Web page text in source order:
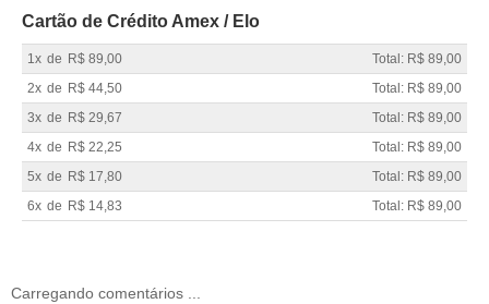
Cartão de Crédito Amex / Elo
1x de R$ 89,00
Total: R$ 89,00
2x de R$ 44,50
Total: R$ 89,00
3x de R$ 29,67
Total: R$ 89,00
4x de R$ 22,25
Total: R$ 89,00
5x de R$ 17,80
Total: R$ 89,00
6x de R$ 14,83 Total: R$ 89,00
Carregando comentários ...